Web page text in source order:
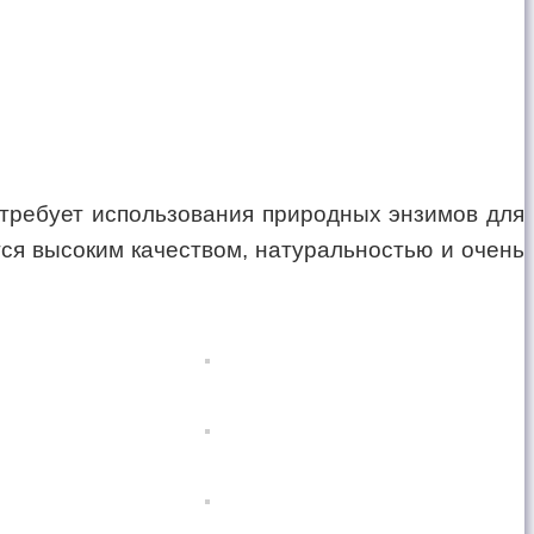
использования природных энзимов для
высоким качеством, натуральностью и очень